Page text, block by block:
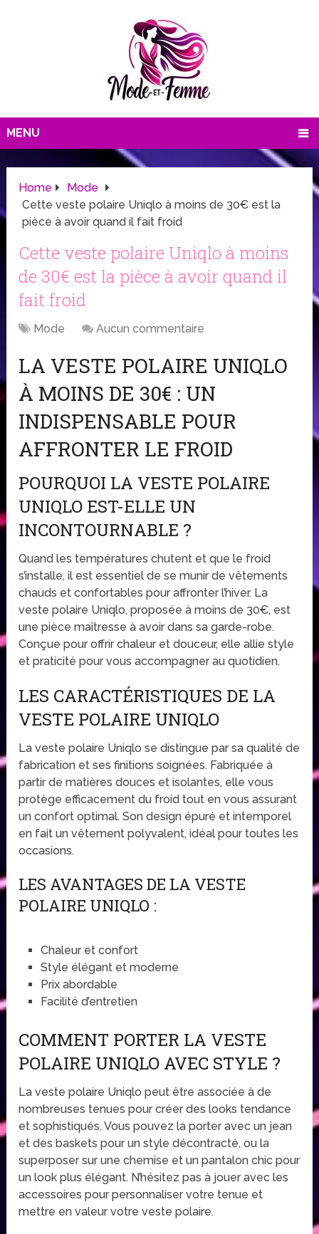
MENU
Home
Mode
Cette veste polaire Uniqlo à moins de 30€ est la
pièce à avoir quand il fait froid
Cette veste polaire Uniqlo à moins
de 30€ est la pièce à avoir quand il
fait froid
Mode Aucun commentaire
LA VESTE POLAIRE UNIQLO
À MOINS DE 30€ : UN
INDISPENSABLE POUR
AFFRONTER LE FROID
POURQUOI LA VESTE POLAIRE
UNIQLO EST-ELLE UN
INCONTOURNABLE ?
Quand les températures chutent et que le froid
s’installe, il est essentiel de se munir de vêtements
chauds et confortables pour affronter l’hiver. La
veste polaire Uniqlo, proposée à moins de 30€, est
une pièce maîtresse à avoir dans sa garde-robe.
Conçue pour offrir chaleur et douceur, elle allie style
et praticité pour vous accompagner au quotidien.
LES CARACTÉRISTIQUES DE LA
VESTE POLAIRE UNIQLO
La veste polaire Uniqlo se distingue par sa qualité de
fabrication et ses finitions soignées. Fabriquée à
partir de matières douces et isolantes, elle vous
protège efficacement du froid tout en vous assurant
un confort optimal. Son design épuré et intemporel
en fait un vêtement polyvalent, idéal pour toutes les
occasions.
LES AVANTAGES DE LA VESTE
POLAIRE UNIQLO :
Chaleur et confort
Style élégant et moderne
Prix abordable
Facilité d’entretien
COMMENT PORTER LA VESTE
POLAIRE UNIQLO AVEC STYLE ?
La veste polaire Uniqlo peut être associée à de
nombreuses tenues pour créer des looks tendance
et sophistiqués. Vous pouvez la porter avec un jean
et des baskets pour un style décontracté, ou la
superposer sur une chemise et un pantalon chic pour
un look plus élégant. N’hésitez pas à jouer avec les
accessoires pour personnaliser votre tenue et
mettre en valeur votre veste polaire.